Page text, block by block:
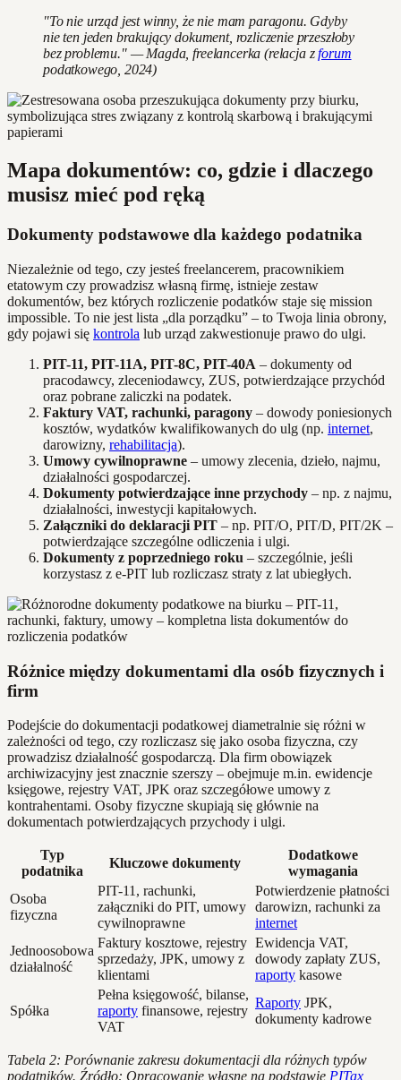
"To nie urząd jest winny, że nie mam paragonu. Gdyby
nie ten jeden brakujący dokument, rozliczenie przeszłoby
bez problemu." — Magda, freelancerka (relacja zforum
podatkowego, 2024)
Mapa dokumentów: co, gdzie i dlaczego
musisz mieć pod ręką
Dokumenty podstawowe dla każdego podatnika
Niezależnie od tego, czy jesteś freelancerem, pracownikiem
etatowym czy prowadzisz własną firmę, istnieje zestaw
dokumentów, bez których rozliczenie podatków staje się mission
impossible. To nie jest lista „dla porządku” – to Twoja linia obrony,
gdy pojawi się kontrola lub urząd zakwestionuje prawo do ulgi.
PIT-11, PIT-11A, PIT-8C, PIT-40A – dokumenty od
pracodawcy, zleceniodawcy, ZUS, potwierdzające przychód
oraz pobrane zaliczki na podatek.
Faktury VAT, rachunki, paragony – dowody poniesionych
kosztów, wydatków kwalifikowanych do ulg (np. internet,
darowizny, rehabilitacja).
Umowy cywilnoprawne – umowy zlecenia, dzieło, najmu,
działalności gospodarczej.
Dokumenty potwierdzające inne przychody – np. z najmu,
działalności, inwestycji kapitałowych.
Załączniki do deklaracji PIT – np. PIT/O, PIT/D, PIT/2K –
potwierdzające szczególne odliczenia i ulgi.
Dokumenty z poprzedniego roku – szczególnie, jeśli
korzystasz z e-PIT lub rozliczasz straty z lat ubiegłych.
Różnice między dokumentami dla osób fizycznych i
firm
Podejście do dokumentacji podatkowej diametralnie się różni w
zależności od tego, czy rozliczasz się jako osoba fizyczna, czy
prowadzisz działalność gospodarczą. Dla firm obowiązek
archiwizacyjny jest znacznie szerszy – obejmuje m.in. ewidencje
księgowe, rejestry VAT, JPK oraz szczegółowe umowy z
kontrahentami. Osoby fizyczne skupiają się głównie na
dokumentach potwierdzających przychody i ulgi.
Typ
podatnika
Kluczowe dokumenty
Dodatkowe
wymagania
Osoba
fizyczna
PIT-11, rachunki,
załączniki do PIT, umowy
cywilnoprawne
Potwierdzenie płatności
darowizn, rachunki za
internet
Jednoosobowa
działalność
Faktury kosztowe, rejestry
sprzedaży, JPK, umowy z
klientami
Ewidencja VAT,
dowody zapłaty ZUS,
raporty kasowe
Spółka
Pełna księgowość, bilanse,
raporty finansowe, rejestry
VAT
Raporty JPK,
dokumenty kadrowe
Tabela 2: Porównanie zakresu dokumentacji dla różnych typów
podatników. Źródło: Opracowanie własne na podstawie PITax,